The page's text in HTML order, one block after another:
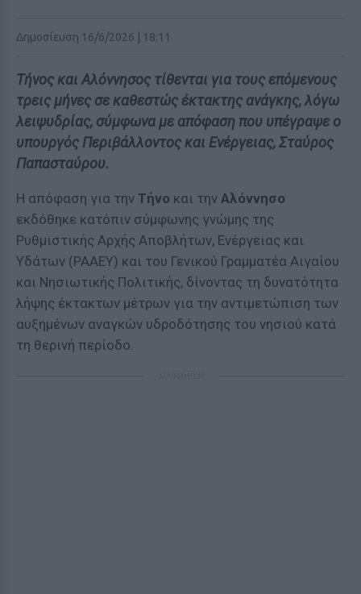
Δημοσίευση 16/6/2026 | 18:11
Τήνος και Αλόννησος τίθενται για τους επόμενους
τρεις μήνες σε καθεστώς έκτακτης ανάγκης, λόγω
λειψυδρίας, σύμφωνα με απόφαση που υπέγραψε ο
υπουργός Περιβάλλοντος και Ενέργειας, Σταύρος
Παπασταύρου.
Η απόφαση για την Τήνο και την Αλόννησο
εκδόθηκε κατόπιν σύμφωνης γνώμης της
Ρυθμιστικής Αρχής Αποβλήτων, Ενέργειας και
Υδάτων (ΡΑΑΕΥ) και του Γενικού Γραμματέα Αιγαίου
και Νησιωτικής Πολιτικής, δίνοντας τη δυνατότητα
λήψης έκτακτων μέτρων για την αντιμετώπιση των
αυξημένων αναγκών υδροδότησης του νησιού κατά
τη θερινή περίοδο.